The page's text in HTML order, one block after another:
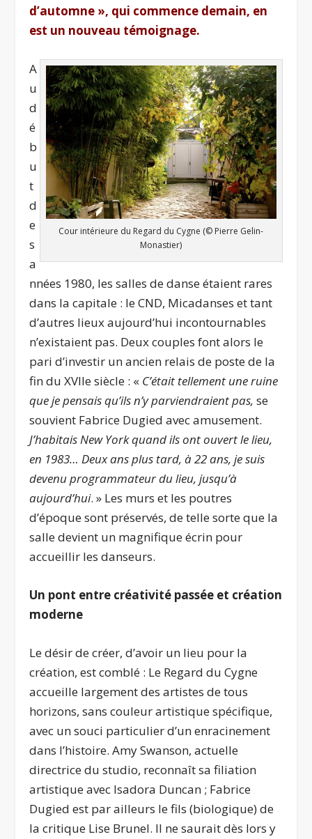
d’automne », qui commence demain, en
est un nouveau témoignage.
Cour intérieure du Regard du Cygne (© Pierre Gelin-
Monastier)
A
u
d
é
b
u
t
d
e
s
a
nnées 1980, les salles de danse étaient rares
dans la capitale : le CND, Micadanses et tant
d’autres lieux aujourd’hui incontournables
n’existaient pas. Deux couples font alors le
pari d’investir un ancien relais de poste de la
fin du XVIIe siècle : « C’était tellement une ruine
que je pensais qu’ils n’y parviendraient pas,se
souvient Fabrice Dugied avec amusement.
J’habitaisNew Yorkquand ils ont ouvert le lieu,
en 1983… Deux ans plus tard,à 22 ans,je suis
devenu programmateur du lieu, jusqu’à
aujourd’hui. » Les murs et les poutres
d’époque sont préservés, de telle sorte que la
salle devient un magnifique écrin pour
accueillir les danseurs.
Un pont entre créativité passée et création
moderne
Le désir de créer, d’avoir un lieu pour la
création, est comblé : Le Regard du Cygne
accueille largement des artistes de tous
horizons, sans couleur artistique spécifique,
avec un souci particulier d’un enracinement
dans l’histoire. Amy Swanson, actuelle
directrice du studio, reconnaît sa filiation
artistique avec Isadora Duncan ; Fabrice
Dugied est par ailleurs le fils (biologique) de
la critique Lise Brunel. Il ne saurait dès lors y